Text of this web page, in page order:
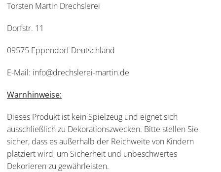
Torsten Martin Drechslerei
Dorfstr. 11
09575 Eppendorf Deutschland
E-Mail: info@drechslerei-martin.de
Warnhinweise:
Dieses Produkt ist kein Spielzeug und eignet sich
ausschließlich zu Dekorationszwecken. Bitte stellen Sie
sicher, dass es außerhalb der Reichweite von Kindern
platziert wird, um Sicherheit und unbeschwertes
Dekorieren zu gewährleisten.